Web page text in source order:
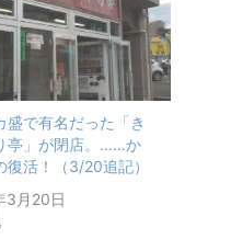
盛で有名だった「き
亭」が閉店。……か
復活！（3/20追記）
3月20日